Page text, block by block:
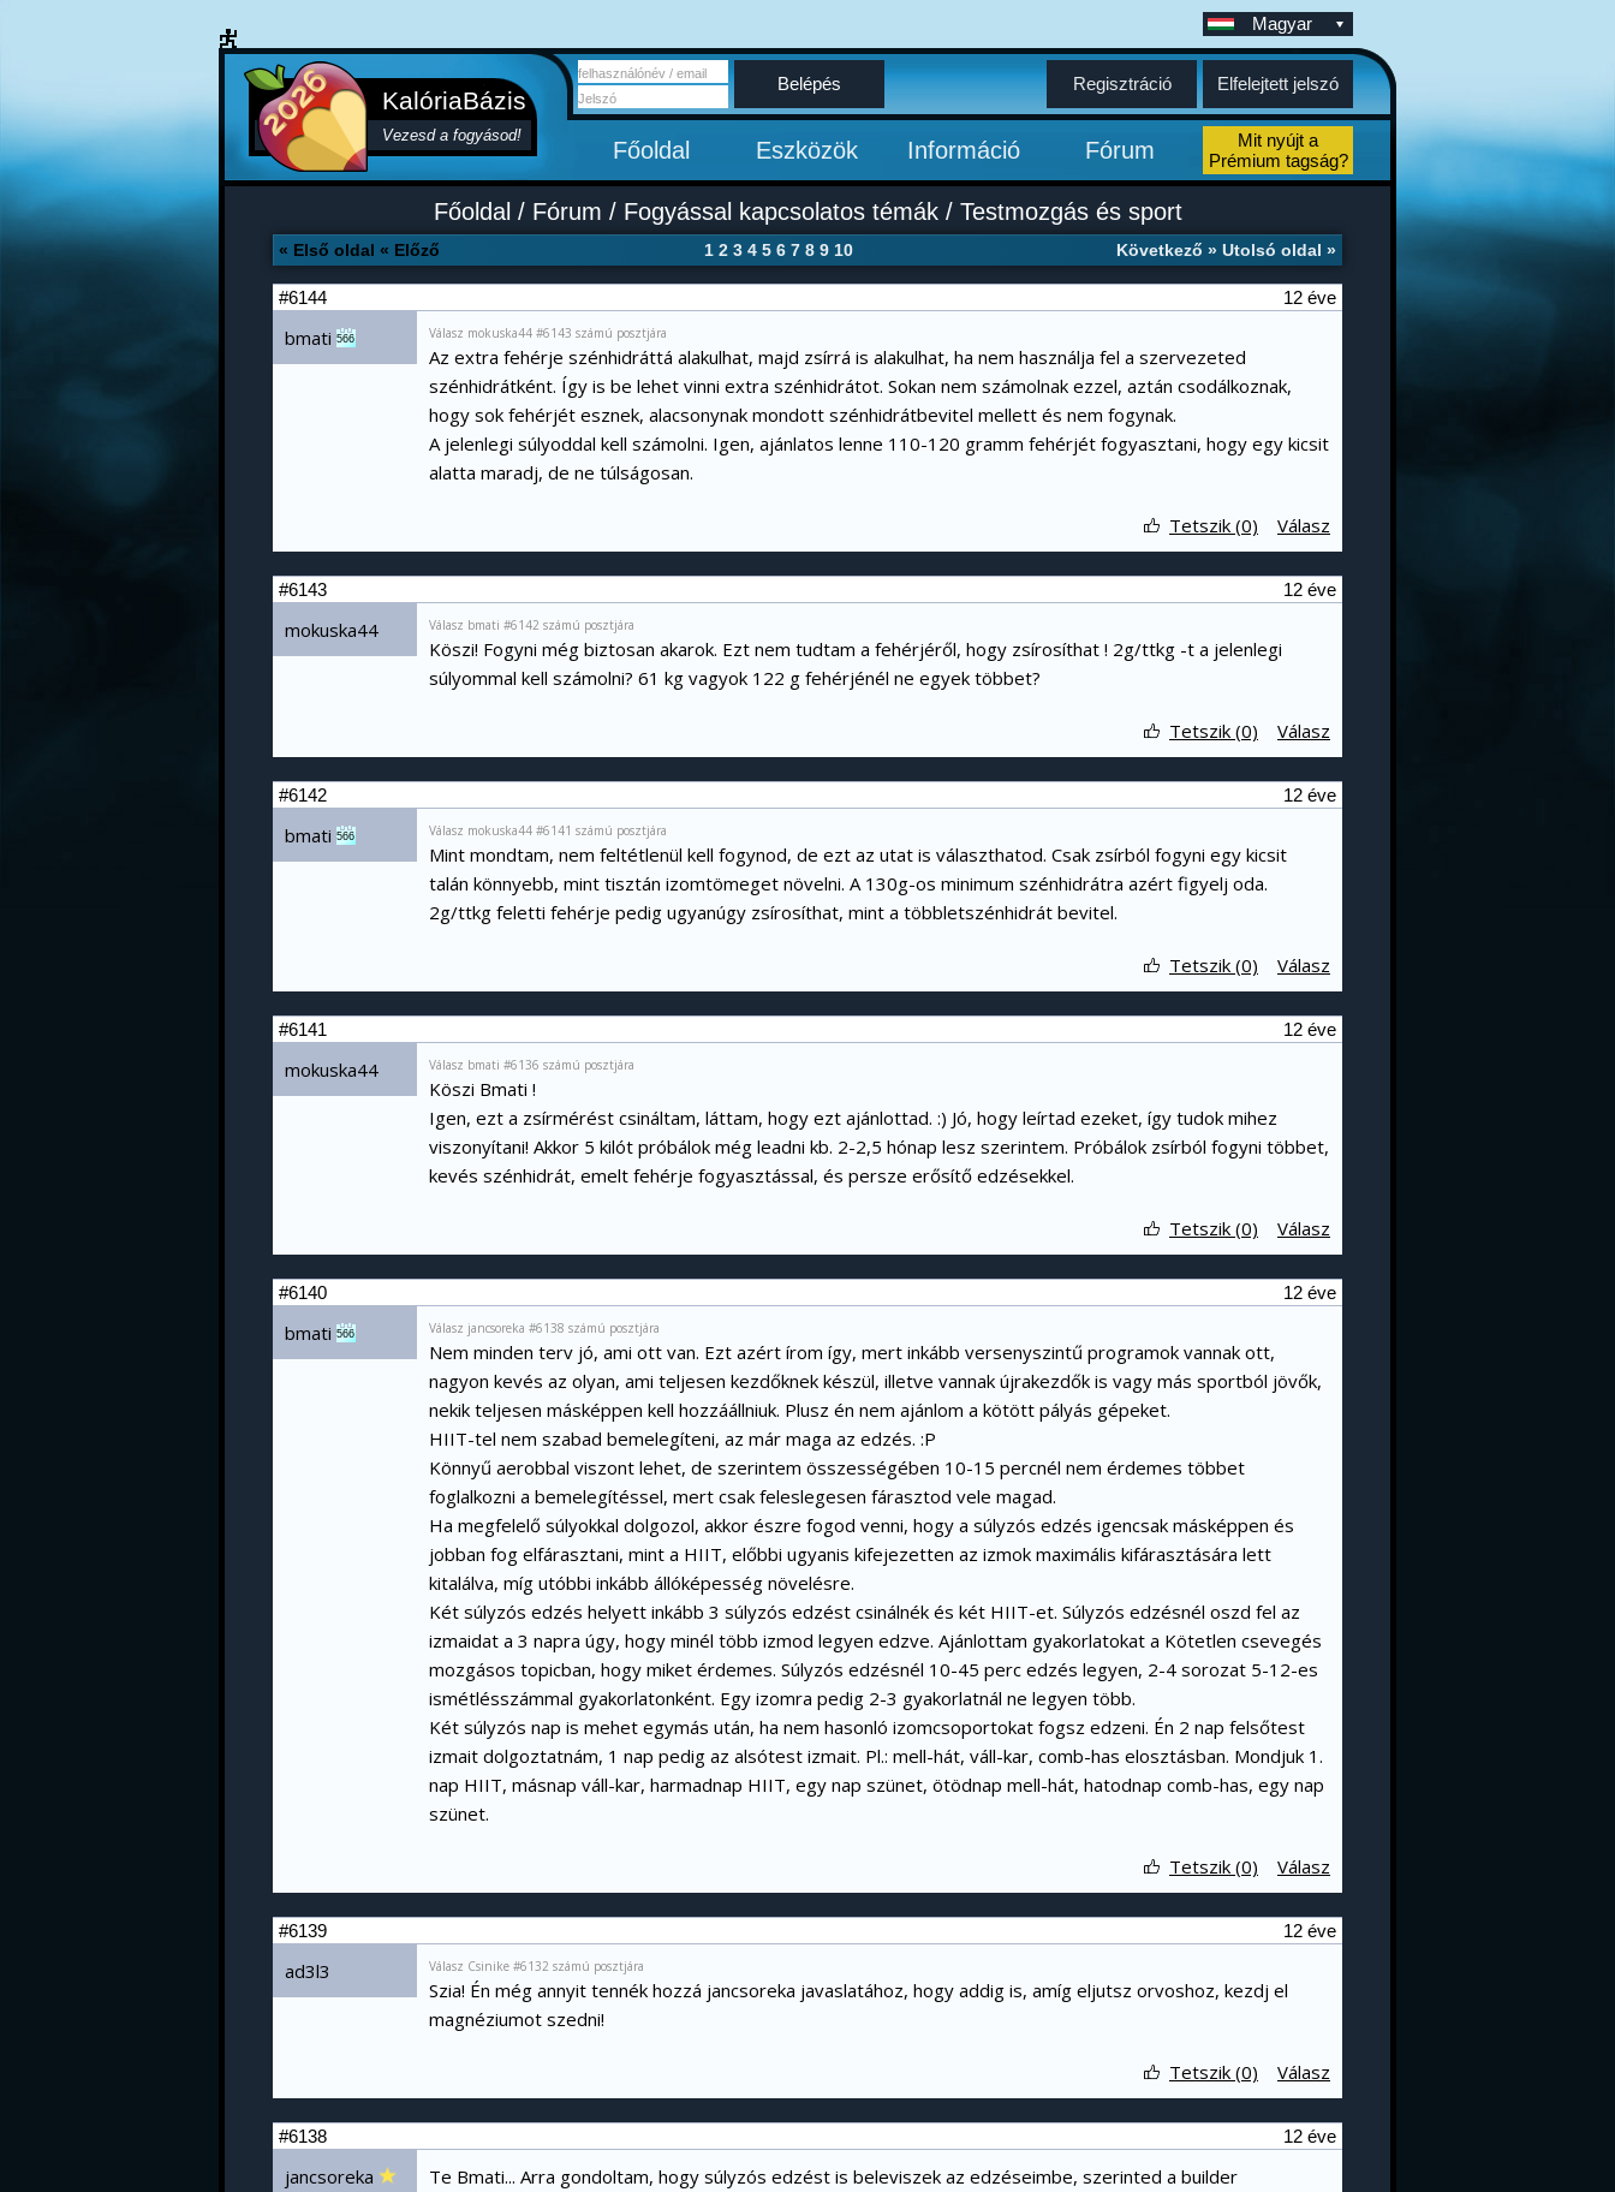
KalóriaBázis
Vezesd a fogyásod!
Magyar
Belépés Regisztráció Elfelejtett jelszó
Főoldal Eszközök Információ Fórum
Mit nyújt a
Prémium tagság?
Főoldal / Fórum / Fogyással kapcsolatos témák/ Testmozgás és sport
Következő » Utolsó oldal »
« Első oldal « Előző 1 2 3 4 5 6 7 8 9 10
12 éve
#6144
bmati 566 Válasz mokuska44 #6143 számú posztjára
Az extra fehérje szénhidráttá alakulhat, majd zsírrá is alakulhat, ha nem használja fel a szervezeted
szénhidrátként. Így is be lehet vinni extra szénhidrátot. Sokan nem számolnak ezzel, aztán csodálkoznak,
hogy sok fehérjét esznek, alacsonynak mondott szénhidrátbevitel mellett és nem fogynak.
A jelenlegi súlyoddal kell számolni. Igen, ajánlatos lenne 110-120 gramm fehérjét fogyasztani, hogy egy kicsit
alatta maradj, de ne túlságosan.
Válasz
Tetszik (0)
12 éve
#6143
mokuska44 Válasz bmati #6142 számú posztjára
Köszi! Fogyni még biztosan akarok. Ezt nem tudtam a fehérjéről, hogy zsírosíthat ! 2g/ttkg -t a jelenlegi
súlyommal kell számolni? 61 kg vagyok 122 g fehérjénél ne egyek többet?
Válasz
Tetszik (0)
12 éve
#6142
bmati 566 Válasz mokuska44 #6141 számú posztjára
Mint mondtam, nem feltétlenül kell fogynod, de ezt az utat is választhatod. Csak zsírból fogyni egy kicsit
talán könnyebb, mint tisztán izomtömeget növelni. A 130g-os minimum szénhidrátra azért figyelj oda.
2g/ttkg feletti fehérje pedig ugyanúgy zsírosíthat, mint a többletszénhidrát bevitel.
Válasz
Tetszik (0)
12 éve
#6141
mokuska44 Válasz bmati #6136 számú posztjára
Köszi Bmati !
Igen, ezt a zsírmérést csináltam, láttam, hogy ezt ajánlottad. :) Jó, hogy leírtad ezeket, így tudok mihez
viszonyítani! Akkor 5 kilót próbálok még leadni kb. 2-2,5 hónap lesz szerintem. Próbálok zsírból fogyni többet,
kevés szénhidrát, emelt fehérje fogyasztással, és persze erősítő edzésekkel.
Válasz
Tetszik (0)
12 éve
#6140
bmati 566 Válasz jancsoreka #6138 számú posztjára
Nem minden terv jó, ami ott van. Ezt azért írom így, mert inkább versenyszintű programok vannak ott,
nagyon kevés az olyan, ami teljesen kezdőknek készül, illetve vannak újrakezdők is vagy más sportból jövők,
nekik teljesen másképpen kell hozzáállniuk. Plusz én nem ajánlom a kötött pályás gépeket.
HIIT-tel nem szabad bemelegíteni, az már maga az edzés. :P
Könnyű aerobbal viszont lehet, de szerintem összességében 10-15 percnél nem érdemes többet
foglalkozni a bemelegítéssel, mert csak feleslegesen fárasztod vele magad.
Ha megfelelő súlyokkal dolgozol, akkor észre fogod venni, hogy a súlyzós edzés igencsak másképpen és
jobban fog elfárasztani, mint a HIIT, előbbi ugyanis kifejezetten az izmok maximális kifárasztására lett
kitalálva, míg utóbbi inkább állóképesség növelésre.
Két súlyzós edzés helyett inkább 3 súlyzós edzést csinálnék és két HIIT-et. Súlyzós edzésnél oszd fel az
izmaidat a 3 napra úgy, hogy minél több izmod legyen edzve. Ajánlottam gyakorlatokat a Kötetlen csevegés
mozgásos topicban, hogy miket érdemes. Súlyzós edzésnél 10-45 perc edzés legyen, 2-4 sorozat 5-12-es
ismétlésszámmal gyakorlatonként. Egy izomra pedig 2-3 gyakorlatnál ne legyen több.
Két súlyzós nap is mehet egymás után, ha nem hasonló izomcsoportokat fogsz edzeni. Én 2 nap felsőtest
izmait dolgoztatnám, 1 nap pedig az alsótest izmait. Pl.: mell-hát, váll-kar, comb-has elosztásban. Mondjuk 1.
nap HIIT, másnap váll-kar, harmadnap HIIT, egy nap szünet, ötödnap mell-hát, hatodnap comb-has, egy nap
szünet.
Válasz
Tetszik (0)
12 éve
#6139
ad3l3 Válasz Csinike #6132 számú posztjára
Szia! Én még annyit tennék hozzá jancsoreka javaslatához, hogy addig is, amíg eljutsz orvoshoz, kezdj el
magnéziumot szedni!
Válasz
Tetszik (0)
12 éve
#6138
jancsoreka
Te Bmati... Arra gondoltam, hogy súlyzós edzést is beleviszek az edzéseimbe, szerinted a builder